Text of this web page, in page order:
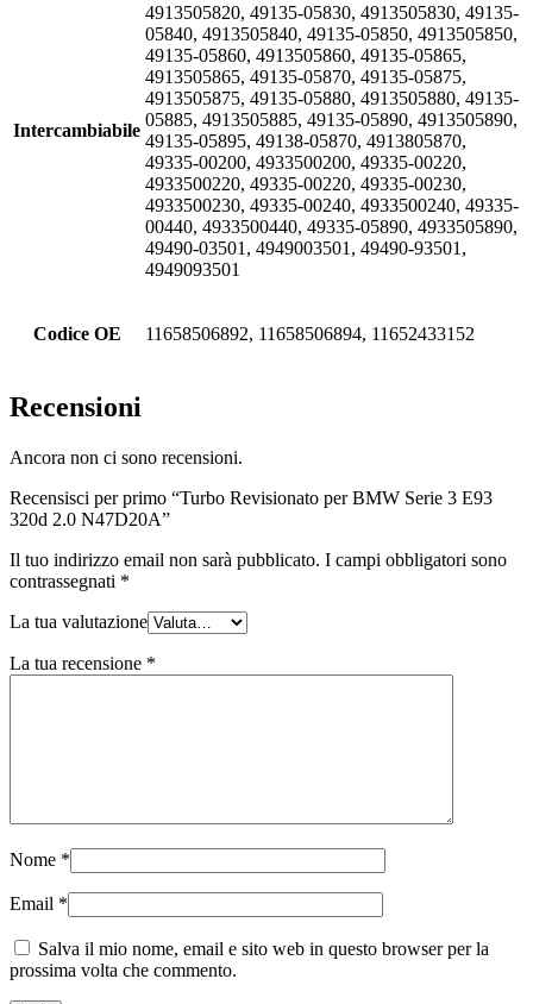
Intercambiabile
4913505820, 49135-05830, 4913505830, 49135-
05840, 4913505840, 49135-05850, 4913505850,
49135-05860, 4913505860, 49135-05865,
4913505865, 49135-05870, 49135-05875,
4913505875, 49135-05880, 4913505880, 49135-
05885, 4913505885, 49135-05890, 4913505890,
49135-05895, 49138-05870, 4913805870,
49335-00200, 4933500200, 49335-00220,
4933500220, 49335-00220, 49335-00230,
4933500230, 49335-00240, 4933500240, 49335-
00440, 4933500440, 49335-05890, 4933505890,
49490-03501, 4949003501, 49490-93501,
4949093501
Codice OE 11658506892, 11658506894, 11652433152
Recensioni
Ancora non ci sono recensioni.
Recensisci per primo “Turbo Revisionato per BMW Serie 3 E93
320d 2.0 N47D20A”
Il tuo indirizzo email non sarà pubblicato. I campi obbligatori sono
contrassegnati *
La tua valutazione
La tua recensione *
Nome *
Email *
Salva il mio nome, email e sito web in questo browser per la
prossima volta che commento.